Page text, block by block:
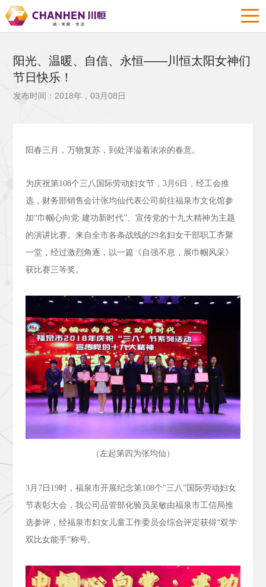
阳光、温暖、自信、永恒——川恒太阳女神们
节日快乐！
发布时间：2018年，03月08日
阳春三月，万物复苏，到处洋溢着浓浓的春意。
为庆祝第108个三八国际劳动妇女节， 3月 6日，经工会推
选，财务部销售会计张均仙代表公司前往福泉市文化馆参
加“巾帼心向党·建功新时代”、宣传党的十九大精神为主题
的演讲比赛。来自全市各条战线的29名妇女干部职工齐聚
一堂，经过激烈角逐，以一篇《自强不息，展巾帼风采》
获比赛三等奖。
（左起第四为张均仙）
3月 7日 19时，福泉市开展纪念第108个“三八”国际劳动妇女
节表彰大会，我公司品管部化验员吴敏由福泉市工信局推
选参评，经福泉市妇女儿童工作委员会综合评定获得“双学
双比女能手”称号。